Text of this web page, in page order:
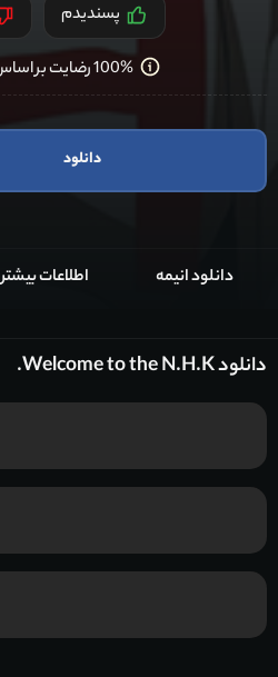
پسندیدم
100% رضایت بر اساس (11 رای) کاربران
دانلود
دانلود انیمه اطلاعات بیشتر
دانلود Welcome to the N.H.K.